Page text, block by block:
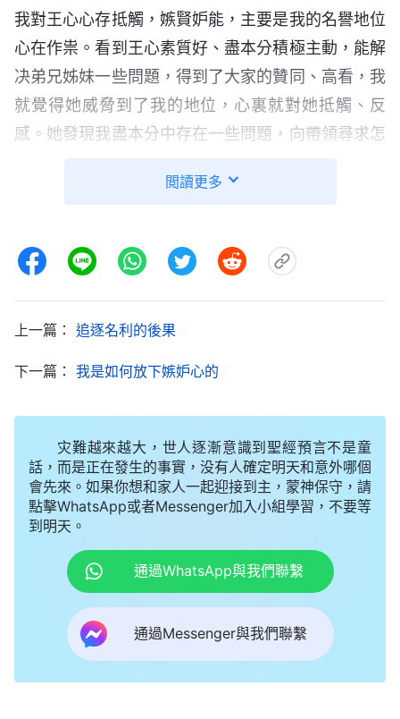
我對王心心存抵觸，嫉賢妒能，主要是我的名譽地位
心在作祟。看到王心素質好、盡本分積極主動，能解
决弟兄姊妹一些問題，得到了大家的贊同、高看，我
就覺得她威脅到了我的地位，心裏就對她抵觸、反
感。她發現我盡本分中存在一些問題，向帶領尋求怎
僅搶了我的風頭，還在帶領面前揭我的短，就在心裏
也不想搭理，弟兄姊妹有問題，她解决不了，我還在
一旁看笑話，變相地拆台，導致聚會没有達到果效。
我被名譽地位沖昏了頭腦，考慮的都是我個人的利
益，絲毫不維護神家工作，我真是太自私卑鄙了，流
露的就是惡毒的撒但性情，真是讓神厭憎啊！
的短處，他用他的長處又彌補你的不足，這就叫取長
補短、和諧配搭。只有和諧配搭，人在神面前才蒙祝
福，越經歷越有實際，道路越走越光明，心裏越來越
」《話・卷三 末世基督座談紀要・談談和諧配
什麽叫配搭？有事得能互相商量，發表觀點、
看法，互相補足、互相監督，還有互相尋求、互相諮
詢、互相提示，這才是和諧的配搭。」《話・卷四
揭示敵基督・第八條（一）》從神的話中我認識到，配
閲讀更多
上一篇： 追逐名利的後果
下一篇： 我是如何放下嫉妒心的
灾難越來越大，世人逐漸意識到聖經預言不是童
話，而是正在發生的事實，没有人確定明天和意外哪個
會先來。如果你想和家人一起迎接到主，蒙神保守，請
點擊WhatsApp或者Messenger加入小組學習，不要等
到明天。
通過WhatsApp與我們聯繫
通過Messenger與我們聯繫